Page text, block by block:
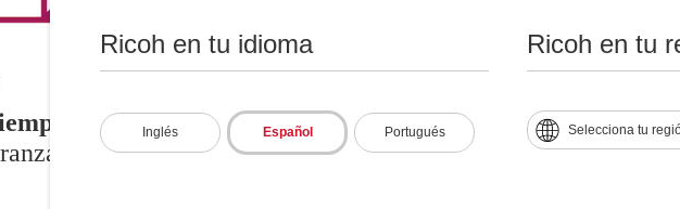
Ricoh en tu idioma
Inglés Español Portugués
Ricoh en tu
Selecciona tu
en los
y pago
Firma electrónica para
agilizarlos procesos de